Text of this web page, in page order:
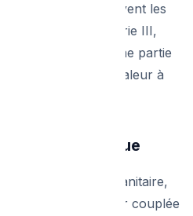
base dépasse souvent les
de Catégorie III,
charge une énorme partie
d'une pompe à chaleur à
rentable.
d'eau chaude sanitaire,
pompe à chaleur couplée